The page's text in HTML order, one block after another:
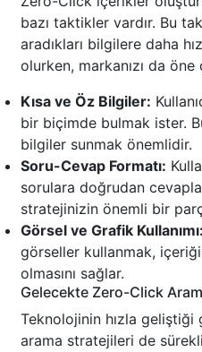
bazı taktikler vardır. Bu
aradıkları bilgilere daha
olurken, markanızı da öne
Kısa ve Öz Bilgiler:
bir biçimde bulmak ister.
bilgiler sunmak önemlidir.
Soru-Cevap Formatı:
sorulara doğrudan
stratejinizin önemli bir
Görsel ve Grafik Kullanımı:
görseller kullanmak,
olmasını sağlar.
Gelecekte Zero-Click
Teknolojinin hızla
arama stratejileri de